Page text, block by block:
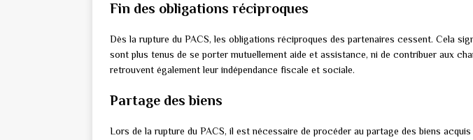
Fin des obligations réciproques
Dès la rupture du PACS, les obligations réciproques des partenaires cessent. Cela
sont plus tenus de se porter mutuellement aide et assistance, ni de contribuer aux
retrouvent également leur indépendance fiscale et sociale.
Partage des biens
Lors de la rupture du PACS, il est nécessaire de procéder au partage des biens acquis